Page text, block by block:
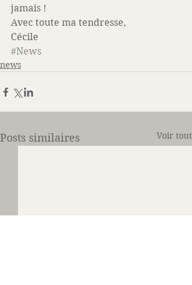
jamais !
Avec toute ma tendresse,
Cécile
#News
news
Posts similaires Voir tout